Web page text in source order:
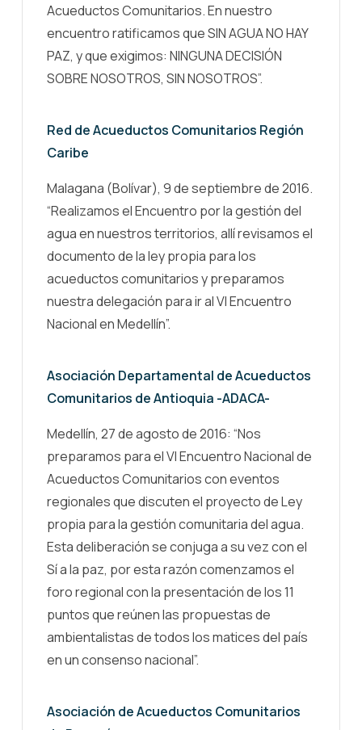
Acueductos Comunitarios. En nuestro
encuentro ratificamos que SIN AGUA NO HAY
PAZ, y que exigimos: NINGUNA DECISIÓN
SOBRE NOSOTROS, SIN NOSOTROS”.
Red de Acueductos Comunitarios Región
Caribe
Malagana (Bolívar), 9 de septiembre de 2016.
“Realizamos el Encuentro por la gestión del
agua en nuestros territorios, allí revisamos el
documento de la ley propia para los
acueductos comunitarios y preparamos
nuestra delegación para ir al VI Encuentro
Nacional en Medellín”.
Asociación Departamental de Acueductos
Comunitarios de Antioquia -ADACA-
Medellín, 27 de agosto de 2016: “Nos
preparamos para el VI Encuentro Nacional de
Acueductos Comunitarios con eventos
regionales que discuten el proyecto de Ley
propia para la gestión comunitaria del agua.
Esta deliberación se conjuga a su vez con el
Sí a la paz, por esta razón comenzamos el
foro regional con la presentación de los 11
puntos que reúnen las propuestas de
ambientalistas de todos los matices del país
en un consenso nacional”.
Asociación de Acueductos Comunitarios